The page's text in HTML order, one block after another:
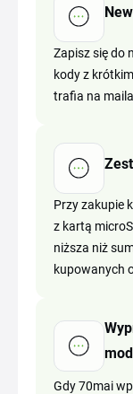
Zapisz się do
kody z
trafia na
Przy zakupie
z kartą
niższa niż
kupowanych
Gdy 70mai